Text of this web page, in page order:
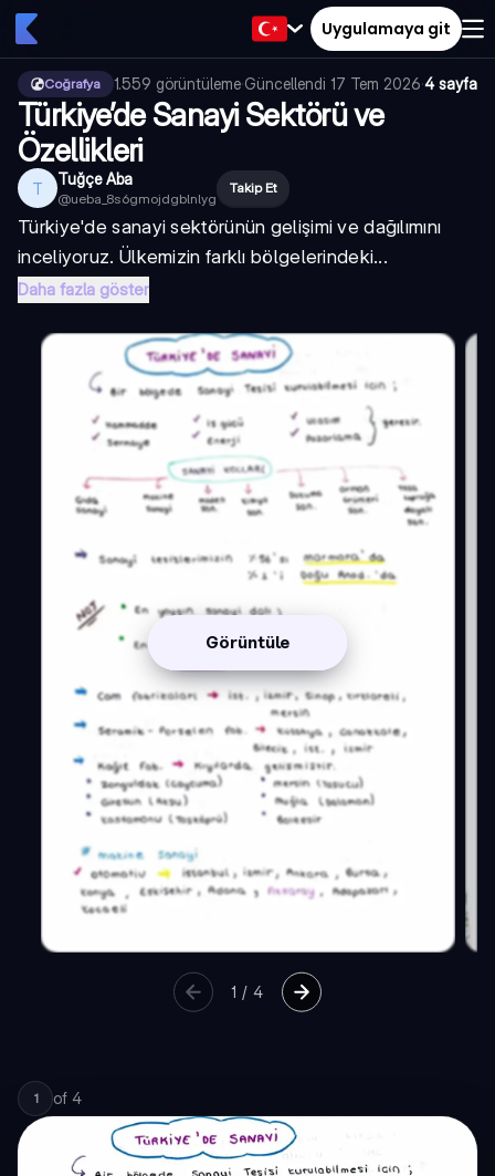
Uygulamaya git
Coğrafya 1.559 görüntüleme·Güncellendi 17 Tem 2026·4 sayfa
Türkiye’de Sanayi Sektörü ve
Özellikleri
T Tuğçe Aba
@ueba_8s6gmojdgblnlyg
Takip Et
Türkiye'de sanayi sektörünün gelişimi ve dağılımını
inceliyoruz. Ülkemizin farklı bölgelerindeki...
Daha fazla göster
Görüntüle
1 /4
1 of 4